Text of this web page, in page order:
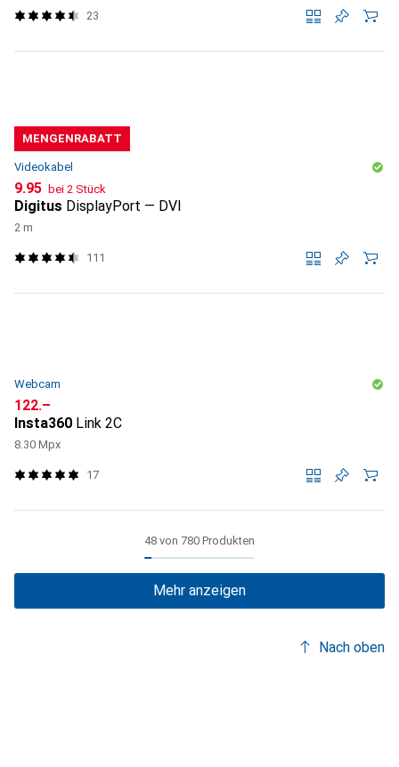
23
MENGENRABATT
Videokabel
CHF
9.95 bei 2 Stück
Digitus DisplayPort — DVI
2 m
111
Webcam
CHF
122.–
Insta360 Link 2C
8.30 Mpx
17
48 von 780 Produkten
Mehr anzeigen
Nach oben